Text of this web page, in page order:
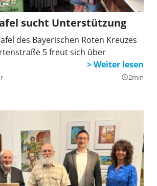
sucht Unterstützung
des Bayerischen Roten Kreuzes
5 freut sich über
query_builder2min